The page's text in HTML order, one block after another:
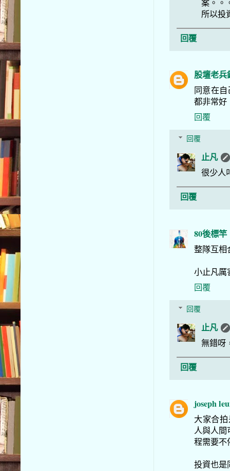
案。。
所以投
回覆
股壇老兵
同意在
都非常好
回覆
回覆
止凡
很少人
回覆
80後標竿
整隊互相
小止凡厲
回覆
回覆
止凡
無錯呀
回覆
joseph
大家合
人與人間
程需要不
投資也是